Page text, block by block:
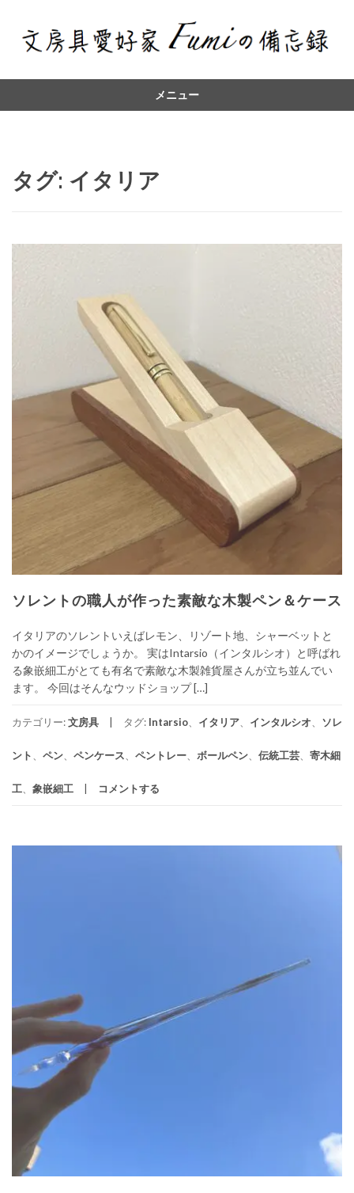
メニュー
タグ: イタリア
ソレントの職人が作った素敵な木製ペン＆ケース
イタリアのソレントいえばレモン、リゾート地、シャーベットと
かのイメージでしょうか。 実はIntarsio（インタルシオ）と呼ばれ
る象嵌細工がとても有名で素敵な木製雑貨屋さんが立ち並んでい
ます。 今回はそんなウッドショップ […]
カテゴリー:文房具 タグ: Intarsio、 イタリア、 インタルシオ、 ソレ
ント、 ペン、 ペンケース、 ペントレー、 ボールペン、 伝統工芸、 寄木細
工、 象嵌細工 コメントする